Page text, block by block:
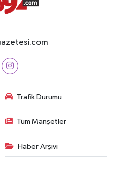
Trafik Durumu
Tüm Manşetler
Haber Arşivi